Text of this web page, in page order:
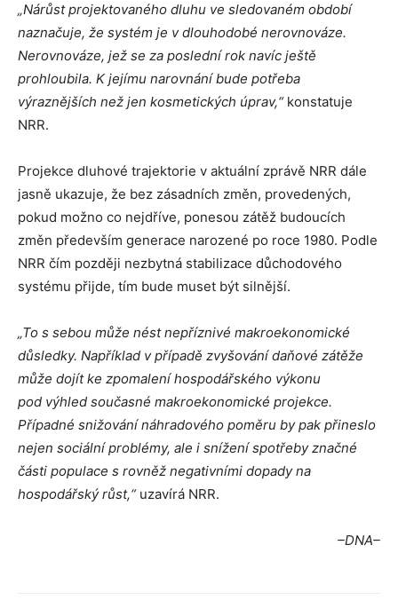
„Nárůst projektovaného dluhu ve sledovaném období
naznačuje, že systém je v dlouhodobé nerovnováze.
Nerovnováze, jež se za poslední rok navíc ještě
prohloubila. K jejímu narovnání bude potřeba
výraznějších než jen kosmetických úprav,“konstatuje
NRR.
Projekce dluhové trajektorie v aktuální zprávě NRR dále
jasně ukazuje, že bez zásadních změn, provedených,
pokud možno co nejdříve, ponesou zátěž budoucích
změn především generace narozené po roce 1980. Podle
NRR čím později nezbytná stabilizace důchodového
systému přijde, tím bude muset být silnější.
„To s sebou může nést nepříznivé makroekonomické
důsledky. Například v případě zvyšování daňové zátěže
může dojít ke zpomalení hospodářského výkonu
pod výhled současné makroekonomické projekce.
Případné snižování náhradového poměru by pak přineslo
nejen sociální problémy, ale i snížení spotřeby značné
části populace s rovněž negativními dopady na
hospodářský růst,“ uzavírá NRR.
–DNA–